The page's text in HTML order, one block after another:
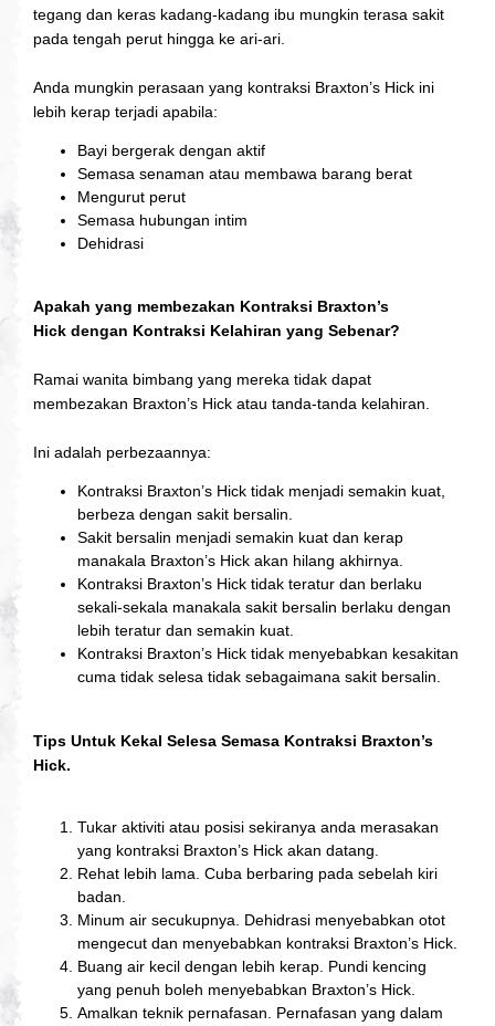
tegang dan keras kadang-kadang ibu mungkin terasa sakit
pada tengah perut hingga ke ari-ari.
Anda mungkin perasaan yang kontraksi Braxton’s Hick ini
lebih kerap terjadi apabila:
Bayi bergerak dengan aktif
Semasa senaman atau membawa barang berat
Mengurut perut
Semasa hubungan intim
Dehidrasi
Apakah yang membezakan Kontraksi Braxton’s
Hick dengan Kontraksi Kelahiran yang Sebenar?
Ramai wanita bimbang yang mereka tidak dapat
membezakan Braxton’s Hick atau tanda-tanda kelahiran.
Ini adalah perbezaannya:
Kontraksi Braxton’s Hick tidak menjadi semakin kuat,
berbeza dengan sakit bersalin.
Sakit bersalin menjadi semakin kuat dan kerap
manakala Braxton’s Hick akan hilang akhirnya.
Kontraksi Braxton’s Hick tidak teratur dan berlaku
sekali-sekala manakala sakit bersalin berlaku dengan
lebih teratur dan semakin kuat.
Kontraksi Braxton’s Hick tidak menyebabkan kesakitan
cuma tidak selesa tidak sebagaimana sakit bersalin.
Tips Untuk Kekal Selesa Semasa Kontraksi Braxton’s
Hick.
Tukar aktiviti atau posisi sekiranya anda merasakan
yang kontraksi Braxton’s Hick akan datang.
Rehat lebih lama. Cuba berbaring pada sebelah kiri
badan.
Minum air secukupnya. Dehidrasi menyebabkan otot
mengecut dan menyebabkan kontraksi Braxton’s Hick.
Buang air kecil dengan lebih kerap. Pundi kencing
yang penuh boleh menyebabkan Braxton’s Hick.
Amalkan teknik pernafasan. Pernafasan yang dalam